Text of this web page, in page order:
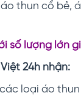
thun cổ bẻ,
số lượng lớn
24h nhận:
loại áo thun